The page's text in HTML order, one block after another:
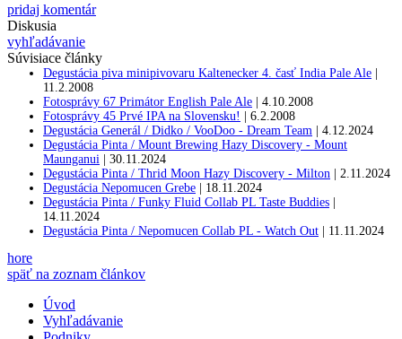
pridaj komentár
Diskusia
vyhľadávanie
Súvisiace články
Degustácia piva minipivovaru Kaltenecker 4. časť India Pale Ale |
11.2.2008
Fotosprávy 67 Primátor English Pale Ale | 4.10.2008
Fotosprávy 45 Prvé IPA na Slovensku! | 6.2.2008
Degustácia Generál / Didko / VooDoo - Dream Team | 4.12.2024
Degustácia Pinta / Mount Brewing Hazy Discovery - Mount
Maunganui | 30.11.2024
Degustácia Pinta / Thrid Moon Hazy Discovery - Milton | 2.11.2024
Degustácia Nepomucen Grebe | 18.11.2024
Degustácia Pinta / Funky Fluid Collab PL Taste Buddies |
14.11.2024
Degustácia Pinta / Nepomucen Collab PL - Watch Out | 11.11.2024
hore
späť na zoznam článkov
Úvod
Vyhľadávanie